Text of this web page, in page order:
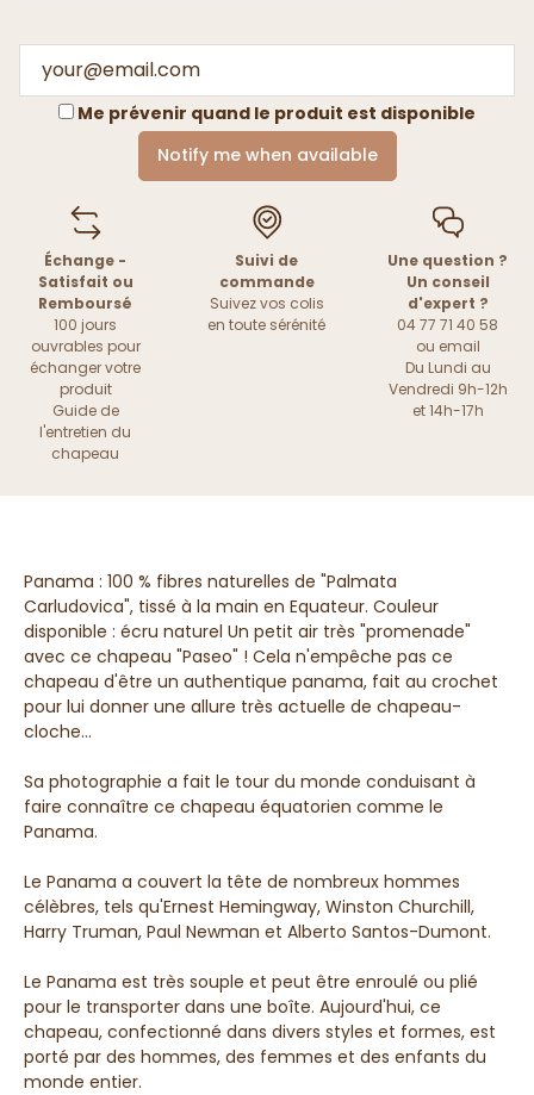
Me prévenir quand le produit est disponible
Notify me when available
Échange -
Satisfait ou
Remboursé
100 jours
ouvrables pour
échanger votre
produit
Guide de
l'entretien du
chapeau
Suivi de
commande
Suivez vos colis
en toute sérénité
Une question ?
Un conseil
d'expert ?
04 77 71 40 58
ou email
Du Lundi au
Vendredi 9h-12h
et 14h-17h
Panama : 100 % fibres naturelles de "Palmata
Carludovica", tissé à la main en Equateur. Couleur
disponible : écru naturel Un petit air très "promenade"
avec ce chapeau "Paseo" ! Cela n'empêche pas ce
chapeau d'être un authentique panama, fait au crochet
pour lui donner une allure très actuelle de chapeau-
cloche...
Sa photographie a fait le tour du monde conduisant à
faire connaître ce chapeau équatorien comme le
Panama.
Le Panama a couvert la tête de nombreux hommes
célèbres, tels qu'Ernest Hemingway, Winston Churchill,
Harry Truman, Paul Newman et Alberto Santos-Dumont.
Le Panama est très souple et peut être enroulé ou plié
pour le transporter dans une boîte. Aujourd'hui, ce
chapeau, confectionné dans divers styles et formes, est
porté par des hommes, des femmes et des enfants du
monde entier.